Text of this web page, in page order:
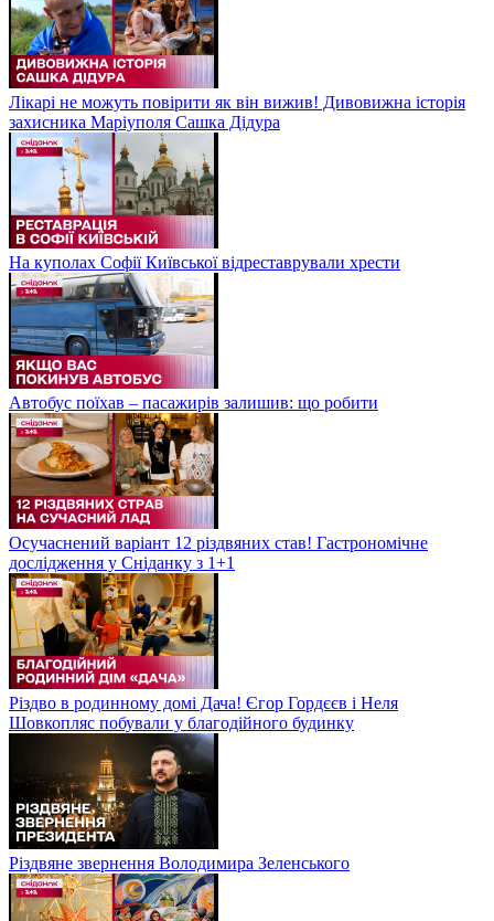
Лікарі не можуть повірити як він вижив! Дивовижна історія
захисника Маріуполя Сашка Дідура
На куполах Софії Київської відреставрували хрести
Автобус поїхав – пасажирів залишив: що робити
Осучаснений варіант 12 різдвяних став! Гастрономічне
дослідження у Сніданку з 1+1
Різдво в родинному домі Дача! Єгор Гордєєв і Неля
Шовкопляс побували у благодійного будинку
Різдвяне звернення Володимира Зеленського